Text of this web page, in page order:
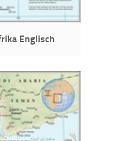
Englisch